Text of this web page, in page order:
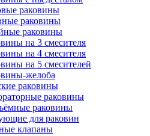
раковины
раковины
раковины
на 3 смесителя
на 4 смесителя
на 5 смесителей
желоба
раковины
раковины
раковины
для раковин
клапаны